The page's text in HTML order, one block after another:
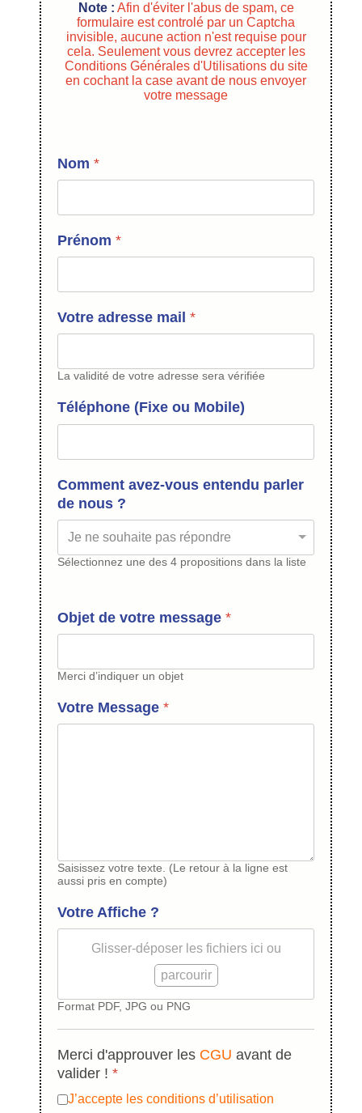
Note : Afin d'éviter l'abus de spam, ce
formulaire est controlé par un Captcha
invisible, aucune action n'est requise pour
cela. Seulement vous devrez accepter les
Conditions Générales d'Utilisations du site
en cochant la case avant de nous envoyer
votre message
Nom *
Prénom *
Votre adresse mail *
La validité de votre adresse sera vérifiée
Téléphone (Fixe ou Mobile)
Comment avez-vous entendu parler
de nous ?
Sélectionnez une des 4 propositions dans la liste
Objet de votre message *
Merci d’indiquer un objet
Votre Message *
Saisissez votre texte. (Le retour à la ligne est
aussi pris en compte)
Votre Affiche ?
Glisser-déposer les fichiers ici ou
parcourir
Format PDF, JPG ou PNG
Merci d'approuver les CGU avant de
valider ! *
J’accepte les conditions d’utilisation